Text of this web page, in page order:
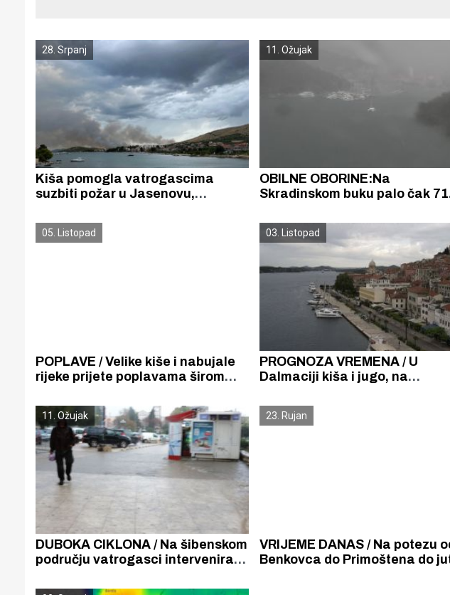
28. Srpanj
Kiša pomogla vatrogascima
suzbiti požar u Jasenovu,
11. Ožujak
OBILNE OBORINE:Na
Skradinskom buku palo čak 71
Šibeniku 45 litara kiše po
četvornom
05. Listopad
POPLAVE / Velike kiše i nabujale
rijeke prijete poplavama širom
Kordunu, u Lici, na području
Zagreba.
03. Listopad
PROGNOZA VREMENA / U
Dalmaciji kiša i jugo, na
11. Ožujak
DUBOKA CIKLONA / Na šibenskom
području vatrogasci intervenirali
jakog juga i kiše
23. Rujan
VRIJEME DANAS / Na potezu
Benkovca do Primoštena do